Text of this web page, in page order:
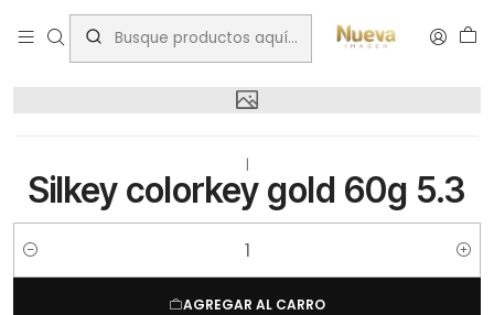
Inicio Silkey colorkey gold 60g 5.3
|
Silkey colorkey gold 60g 5.3
Cantidad
AGREGAR AL CARRO